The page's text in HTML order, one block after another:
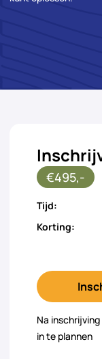
€495,-
Tijd:
Korting:
Na
in te plannen